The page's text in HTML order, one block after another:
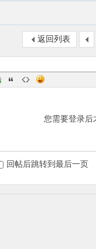
返回列表
您需要登录
回帖后跳转到最后一页